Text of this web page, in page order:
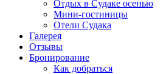
Отдых в Судаке осенью
Мини-гостиницы
Отели Судака
Галерея
Отзывы
Бронирование
Как добраться